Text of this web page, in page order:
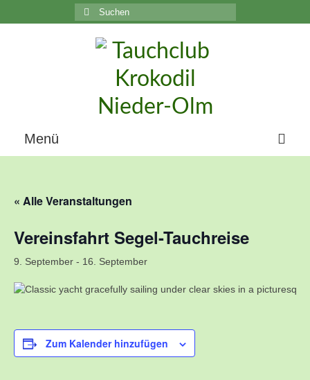
Suchen
nach:
Menü
Über uns
Die Geschichte unseres Vereins
Der Vorstand
Vereinsunterlagen
Training
« Alle Veranstaltungen
Vereinsfahrt Segel-Tauchreise
9. September - 16. September
Zum Kalender hinzufügen